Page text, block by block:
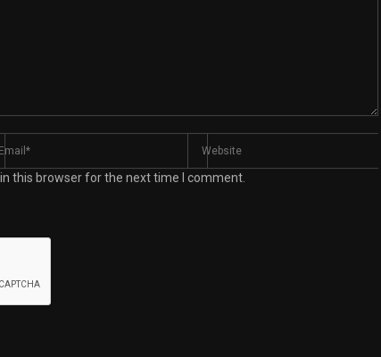
this browser for the next time I comment.